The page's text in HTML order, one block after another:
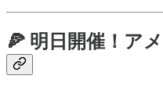
🍕 明日開催！ア